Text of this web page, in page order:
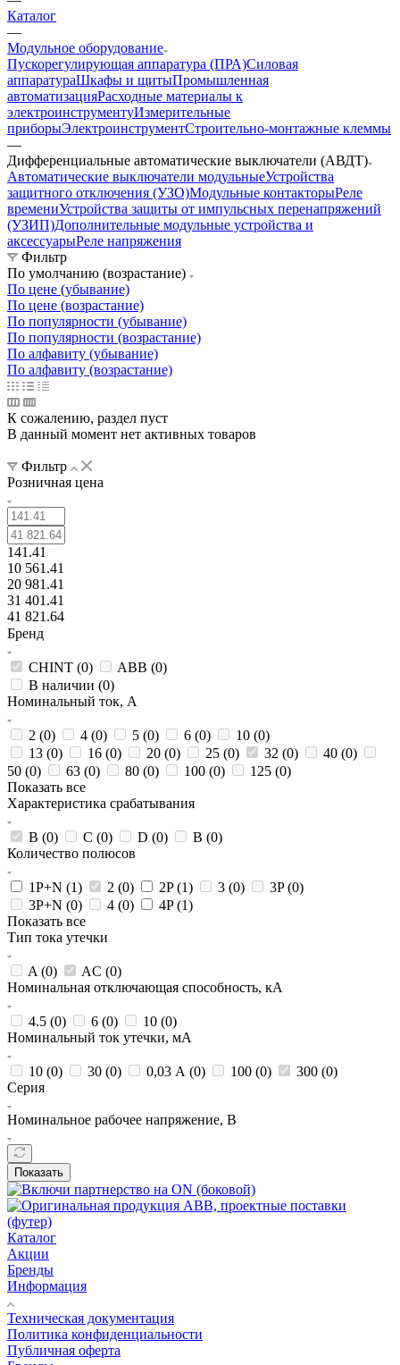
Каталог
—
Модульное оборудование
Пускорегулирующая аппаратура (ПРА)Силовая
аппаратураШкафы и щитыПромышленная
автоматизацияРасходные материалы к
электроинструментуИзмерительные
приборыЭлектроинструментСтроительно-монтажные клеммы
—
Дифференциальные автоматические выключатели (АВДТ)
Автоматические выключатели модульныеУстройства
защитного отключения (УЗО)Модульные контакторыРеле
времениУстройства защиты от импульсных перенапряжений
(УЗИП)Дополнительные модульные устройства и
аксессуарыРеле напряжения
Фильтр
По умолчанию (возрастание)
По цене (убывание)
По цене (возрастание)
По популярности (убывание)
По популярности (возрастание)
По алфавиту (убывание)
По алфавиту (возрастание)
К сожалению, раздел пуст
В данный момент нет активных товаров
Фильтр
Розничная цена
141.41
10 561.41
20 981.41
31 401.41
41 821.64
Бренд
CHINT (0) ABB (0)
В наличии (0)
Номинальный ток, А
2 (0) 4 (0) 5 (0) 6 (0) 10 (0)
13 (0) 16 (0) 20 (0) 25 (0) 32 (0) 40 (0)
50 (0) 63 (0) 80 (0) 100 (0) 125 (0)
Показать все
Характеристика срабатывания
B (0) C (0) D (0) В (0)
Количество полюсов
1P+N (1) 2 (0) 2P (1) 3 (0) 3P (0)
3P+N (0) 4 (0) 4P (1)
Показать все
Тип тока утечки
A (0) AC (0)
Номинальная отключающая способность, кА
4.5 (0) 6 (0) 10 (0)
Номинальный ток утечки, мА
10 (0) 30 (0) 0,03 А (0) 100 (0) 300 (0)
Серия
Номинальное рабочее напряжение, В
Показать
Каталог
Акции
Бренды
Информация
Техническая документация
Политика конфиденциальности
Публичная оферта